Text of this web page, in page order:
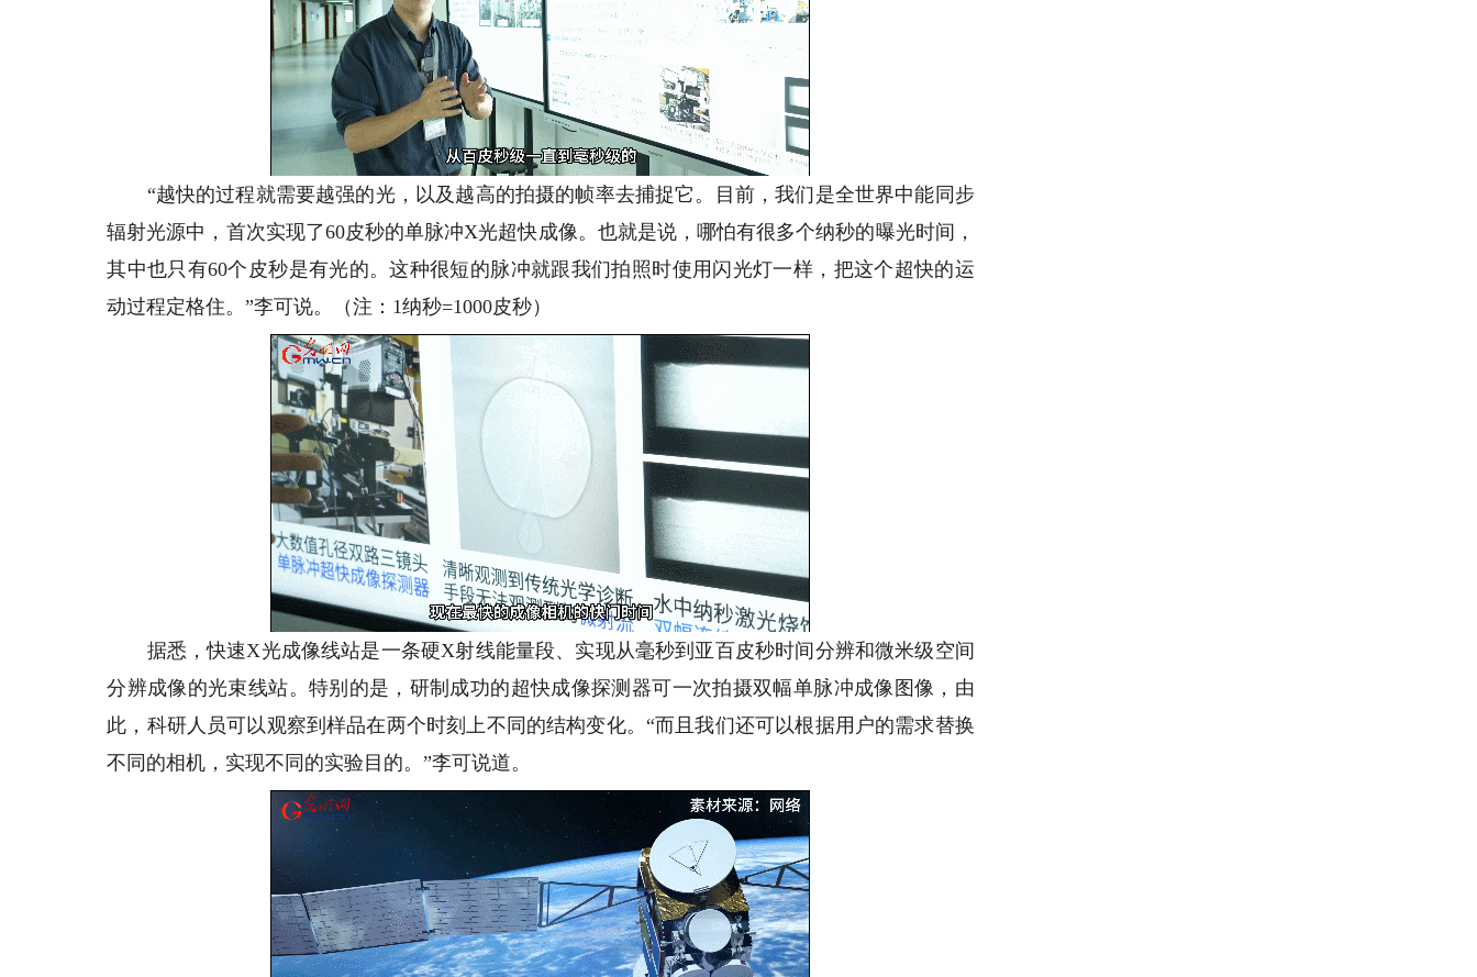
“越快的过程就需要越强的光，以及越高的拍摄的帧率去捕捉它。目前，我们是全世界中能同步
辐射光源中，首次实现了60皮秒的单脉冲X光超快成像。也就是说，哪怕有很多个纳秒的曝光时间，
其中也只有60个皮秒是有光的。这种很短的脉冲就跟我们拍照时使用闪光灯一样，把这个超快的运
动过程定格住。”李可说。（注：1纳秒=1000皮秒）
据悉，快速X光成像线站是一条硬X射线能量段、实现从毫秒到亚百皮秒时间分辨和微米级空间
分辨成像的光束线站。特别的是，研制成功的超快成像探测器可一次拍摄双幅单脉冲成像图像，由
此，科研人员可以观察到样品在两个时刻上不同的结构变化。“而且我们还可以根据用户的需求替换
不同的相机，实现不同的实验目的。”李可说道。